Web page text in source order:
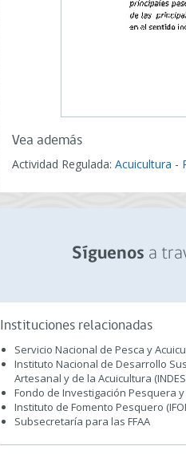
Vea además
Actividad Regulada: Acuicultura -
Síguenos a
Instituciones relacionadas
Servicio Nacional de Pesca y
Instituto Nacional de Desarrollo
Artesanal y de la Acuicultura
Fondo de Investigación Pesquera y
Instituto de Fomento Pesquero
Subsecretaría para las FFAA